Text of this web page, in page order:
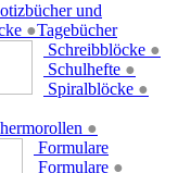
●
und
Tagebücher
Schreibblöcke ●
Schulhefte ●
Spiralblöcke ●
●
Formulare
Formulare ●